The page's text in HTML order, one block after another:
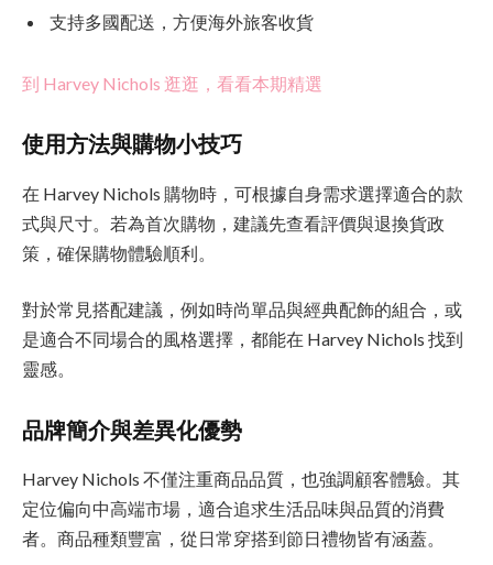
支持多國配送，方便海外旅客收貨
到 Harvey Nichols 逛逛，看看本期精選
使用方法與購物小技巧
在 Harvey Nichols 購物時，可根據自身需求選擇適合的款
式與尺寸。若為首次購物，建議先查看評價與退換貨政
策，確保購物體驗順利。
對於常見搭配建議，例如時尚單品與經典配飾的組合，或
是適合不同場合的風格選擇，都能在 Harvey Nichols 找到
靈感。
品牌簡介與差異化優勢
Harvey Nichols 不僅注重商品品質，也強調顧客體驗。其
定位偏向中高端市場，適合追求生活品味與品質的消費
者。商品種類豐富，從日常穿搭到節日禮物皆有涵蓋。